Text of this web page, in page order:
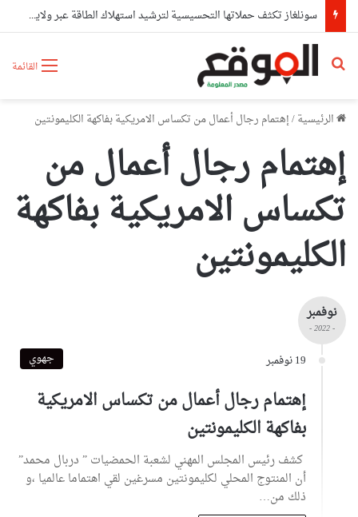
سونلغاز تكثف حملاتها التحسيسية لترشيد استهلاك الطاقة عبر ولايات شرق الوطن
القائمة بحث عن
الرئيسية/إهتمام رجال أعمال من تكساس الامريكية بفاكهة الكليمونتين
إهتمام رجال أعمال من
تكساس الامريكية بفاكهة
الكليمونتين
نوفمبر
- 2022 -
19 نوفمبر جهوي
إهتمام رجال أعمال من تكساس الامريكية
بفاكهة الكليمونتين
كشف رئيس المجلس المهني لشعبة الحمضيات ” دربال محمد”
أن المنتوج المحلي لكليمونتين مسرغين لقي اهتماما عالميا ،و
ذلك من…